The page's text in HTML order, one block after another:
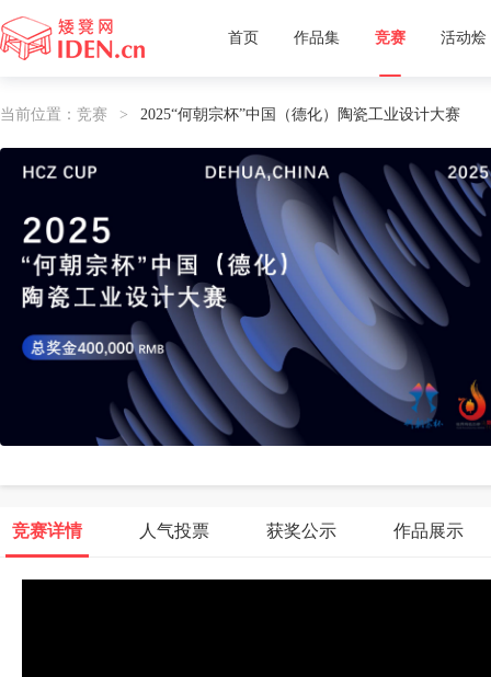
首页 作品集 竞赛 活动烩
当前位置： 竞赛 2025“何朝宗杯”中国（德化）陶瓷工业设计大赛
竞赛详情 人气投票 获奖公示 作品展示